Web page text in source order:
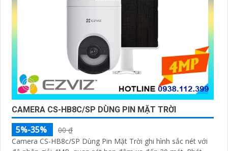
CAMERA CS-HB8C/SP DÙNG PIN MẶT TRỜI
5%-35%
00 ₫
Camera CS-HB8c/SP Dùng Pin Mặt Trời ghi hình sắc nét với